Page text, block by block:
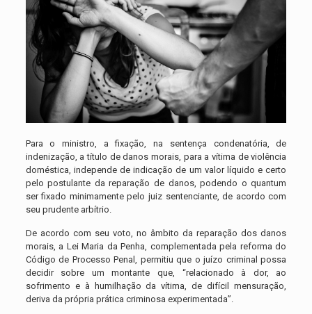
Para o ministro, a fixação, na sentença condenatória, de
indenização, a título de danos morais, para a vítima de violência
doméstica, independe de indicação de um valor líquido e certo
pelo postulante da reparação de danos, podendo o quantum
ser fixado minimamente pelo juiz sentenciante, de acordo com
seu prudente arbítrio.
De acordo com seu voto, no âmbito da reparação dos danos
morais, a Lei Maria da Penha, complementada pela reforma do
Código de Processo Penal, permitiu que o juízo criminal possa
decidir sobre um montante que, “relacionado à dor, ao
sofrimento e à humilhação da vítima, de difícil mensuração,
deriva da própria prática criminosa experimentada”.